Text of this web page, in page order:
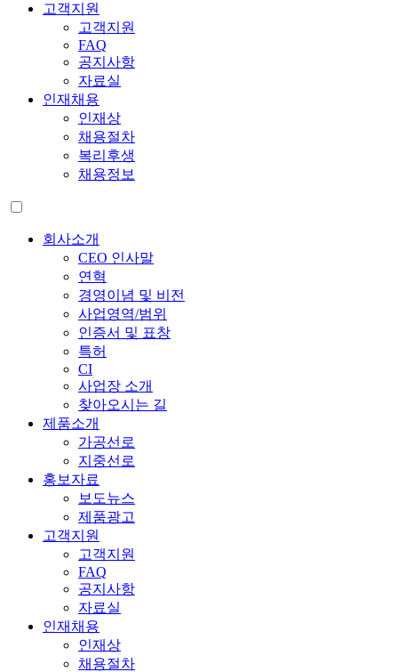
고객지원
고객지원
FAQ
공지사항
자료실
인재채용
인재상
채용절차
복리후생
채용정보
회사소개
CEO 인사말
연혁
경영이념 및 비전
사업영역/범위
인증서 및 표창
특허
CI
사업장 소개
찾아오시는 길
제품소개
가공선로
지중선로
홍보자료
보도뉴스
제품광고
고객지원
고객지원
FAQ
공지사항
자료실
인재채용
인재상
채용절차